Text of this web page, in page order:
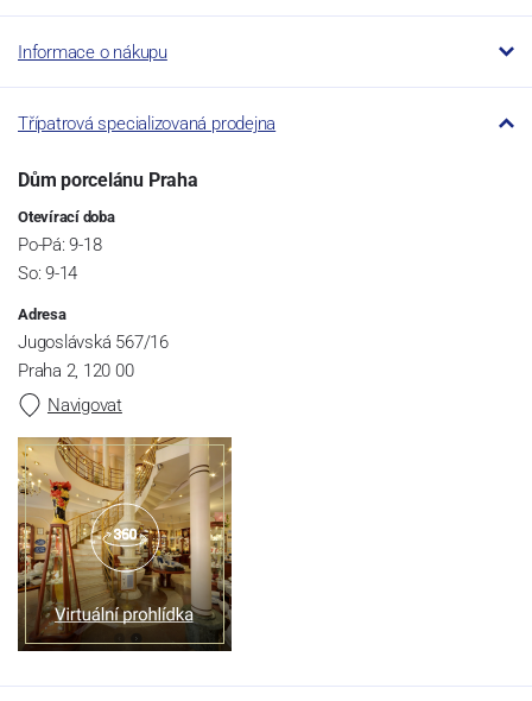
Informace o nákupu
Třípatrová specializovaná prodejna
Dům porcelánu Praha
Otevírací doba
Po-Pá: 9-18
So: 9-14
Adresa
Jugoslávská 567/16
Praha 2, 120 00
Navigovat